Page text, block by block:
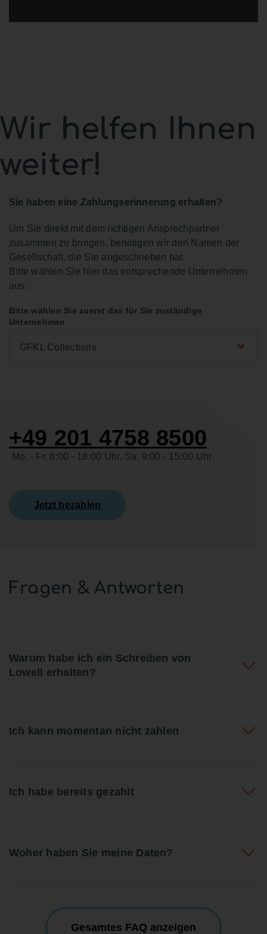
Wir helfen Ihnen
weiter!
Sie haben eine Zahlungserinnerung erhalten?
Um Sie direkt mit dem richtigen Ansprechpartner
zusammen zu bringen, benötigen wir den Namen der
Gesellschaft, die Sie angeschrieben hat.
Bitte wählen Sie hier das entsprechende Unternehmen
aus:
Bitte wählen Sie zuerst das für Sie zuständige
Unternehmen
GFKL Collections
+49 201 4758 8500
Mo. - Fr. 8:00 - 18:00 Uhr, Sa. 9:00 - 15:00 Uhr
Jetzt bezahlen
Fragen & Antworten
Warum habe ich ein Schreiben von
Lowell erhalten?
Ich kann momentan nicht zahlen
Ich habe bereits gezahlt
Woher haben Sie meine Daten?
Gesamtes FAQ anzeigen